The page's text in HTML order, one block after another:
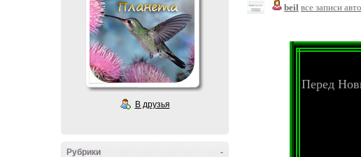
В друзья
-
Рубрики
beil все записи
Перед